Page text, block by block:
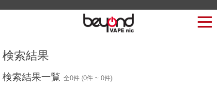
検索結果
検索結果一覧 全0件 (0件 ~ 0件)